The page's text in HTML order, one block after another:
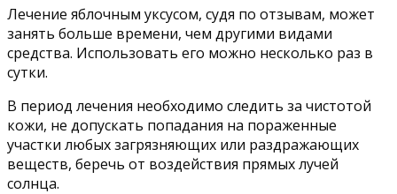
Лечение яблочным уксусом, судя по отзывам, может
занять больше времени, чем другими видами
средства. Использовать его можно несколько раз в
сутки.
В период лечения необходимо следить за чистотой
кожи, не допускать попадания на пораженные
участки любых загрязняющих или раздражающих
веществ, беречь от воздействия прямых лучей
солнца.